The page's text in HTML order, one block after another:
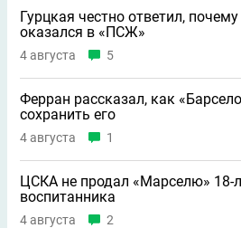
Гурцкая честно ответил,
оказался в «ПСЖ»
4 августа 5
Ферран рассказал, как
сохранить его
4 августа 1
ЦСКА не продал «Марселю» 18-
воспитанника
4 августа 2